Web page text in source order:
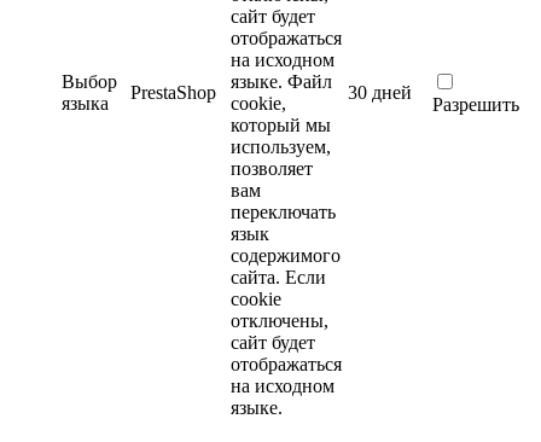
Выбор
языка
PrestaShop
сайт будет
отображаться
на исходном
языке. Файл
cookie,
который мы
используем,
позволяет
вам
переключать
язык
содержимого
сайта. Если
cookie
отключены,
сайт будет
отображаться
на исходном
языке.
30 дней
Разрешить